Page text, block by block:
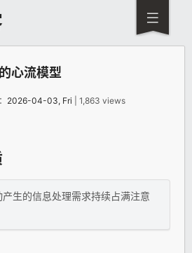
心流模型
2026-04-03, Fri | 1,863 views
生的信息处理需求持续占满注意